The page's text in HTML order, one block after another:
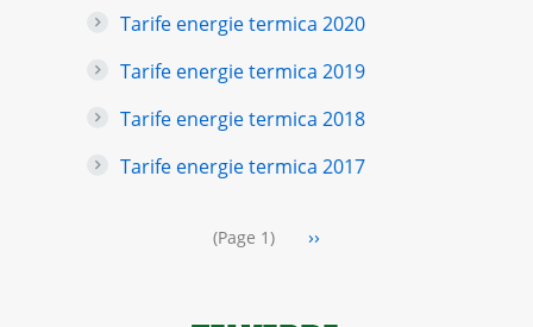
Tarife energie termica 2020
Tarife energie termica 2019
Tarife energie termica 2018
Tarife energie termica 2017
(Page 1)
Next
››